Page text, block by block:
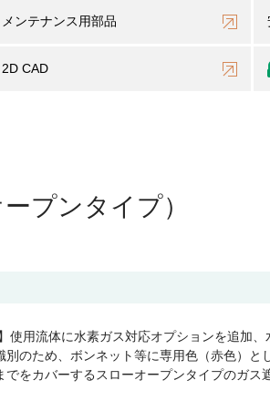
メンテナンス用部品
2D CAD
プンタイプ）
】使用流体に水素ガス対応オプションを追加
別のため、ボンネット等に専用色（赤色）と
でをカバーするスローオープンタイプのガス